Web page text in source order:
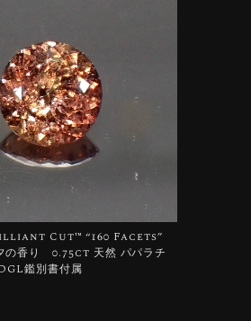
Cut™️ “160 Facets”
の香り 0.75ct 天然 パパラチ
鑑別書付属